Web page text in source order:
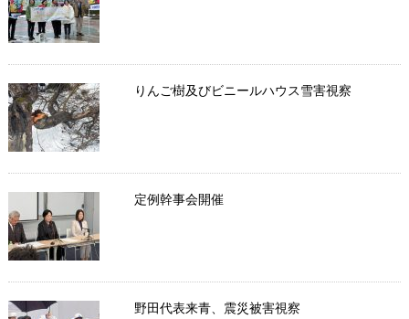
りんご樹及びビニールハウス雪害視察
定例幹事会開催
野田代表来青、震災被害視察